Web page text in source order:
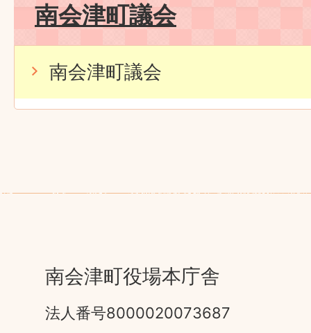
南会津町議会
南会津町議会
南会津町役場本庁舎
法人番号8000020073687